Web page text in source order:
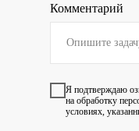
Комментарий
Я подтверждаю
на обработку
условиях,